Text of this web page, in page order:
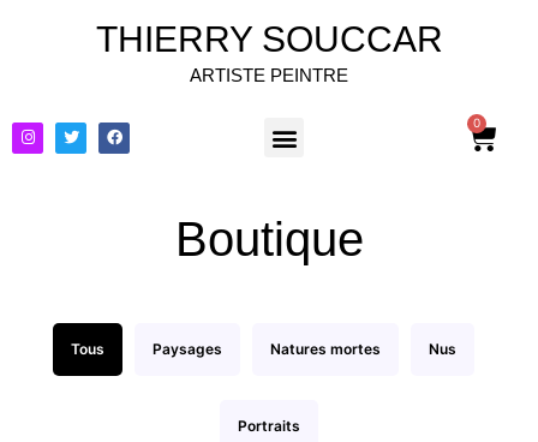
THIERRY SOUCCAR
ARTISTE PEINTRE
0
Boutique
Tous Paysages Natures mortes Nus
Portraits